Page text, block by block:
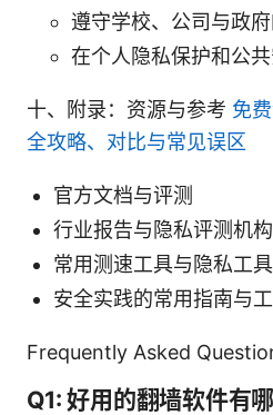
遵守学校、公司与政
在个人隐私保护和公
十、附录：资源与参考 免
全攻略、对比与常见误区
官方文档与评测
行业报告与隐私评测机构
常用测速工具与隐私工
安全实践的常用指南与
Frequently Asked
Q1: 好用的翻墙软件有